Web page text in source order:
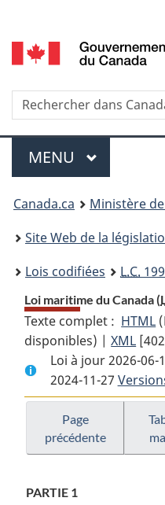
selection
Recherche
Menu
MENU PRINCIPAL
You
are
here:
Canada.ca
Ministère
Site Web de la
Lois codifiées
L.C.
Loi maritime du Canada (
Texte complet : HTML
:
disponibles) |XML Texte
:
Loi
du
Loi à jour 2026-06-
2024-11-27
Page
précédente
PARTIE 1